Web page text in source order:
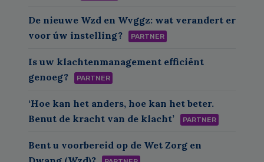
De nieuwe Wzd en Wvggz: wat verandert er
voor úw instelling?
PARTNER
Is uw klachtenmanagement efficiënt
genoeg?
PARTNER
‘Hoe kan het anders, hoe kan het beter.
Benut de kracht van de klacht’
PARTNER
Bent u voorbereid op de Wet Zorg en